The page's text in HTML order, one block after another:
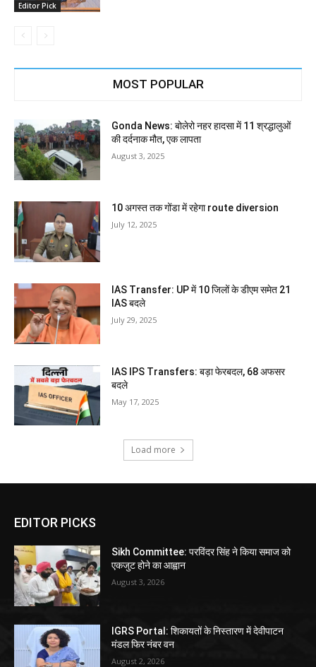
Editor Pick
MOST POPULAR
Gonda News: बोलेरो नहर हादसा में 11 श्रद्धालुओं
की दर्दनाक मौत, एक लापता
August 3, 2025
10 अगस्त तक गोंडा में रहेगा route diversion
July 12, 2025
IAS Transfer: UP में 10 जिलों के डीएम समेत 21
IAS बदले
July 29, 2025
IAS IPS Transfers: बड़ा फेरबदल, 68 अफसर
बदले
May 17, 2025
Load more
EDITOR PICKS
Sikh Committee: परविंदर सिंह ने किया समाज को
एकजुट होने का आह्वान
August 3, 2026
IGRS Portal: शिकायतों के निस्तारण में देवीपाटन
मंडल फिर नंबर वन
August 2, 2026